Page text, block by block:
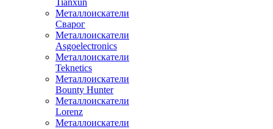
Tianxun
Металлоискатели
Сварог
Металлоискатели
Asgoelectronics
Металлоискатели
Teknetics
Металлоискатели
Bounty Hunter
Металлоискатели
Lorenz
Металлоискатели